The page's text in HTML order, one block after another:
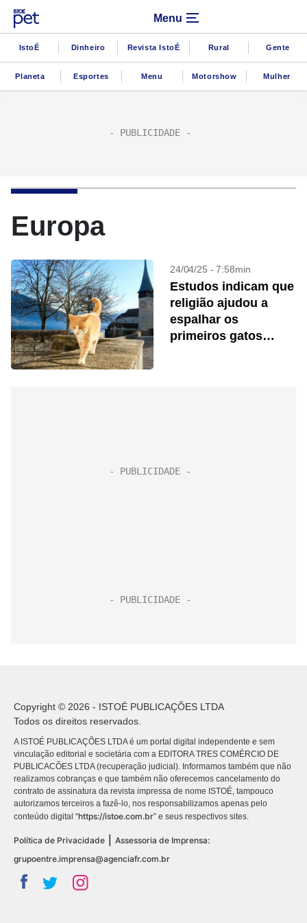
Menu
IstoÉ Dinheiro Revista IstoÉ Rural Gente
Planeta Esportes Menu Motorshow Mulher
Europa
24/04/25 - 7:58min
Estudos indicam que
religião ajudou a
espalhar os
primeiros gatos
Copyright © 2026 - ISTOÉ PUBLICAÇÕES LTDA
Todos os direitos reservados.
A ISTOÉ PUBLICAÇÕES LTDA é um portal digital independente e sem
vinculação editorial e societária com a EDITORA TRES COMÉRCIO DE
PUBLICACÕES LTDA (recuperação judicial). Informamos também que não
realizamos cobranças e que também não oferecemos cancelamento do
contrato de assinatura da revista impressa de nome ISTOÉ, tampouco
autorizamos terceiros a fazê-lo, nos responsabilizamos apenas pelo
conteúdo digital “https://istoe.com.br” e seus respectivos sites.
Política de Privacidade
Assessoria de Imprensa:
grupoentre.imprensa@agenciafr.com.br